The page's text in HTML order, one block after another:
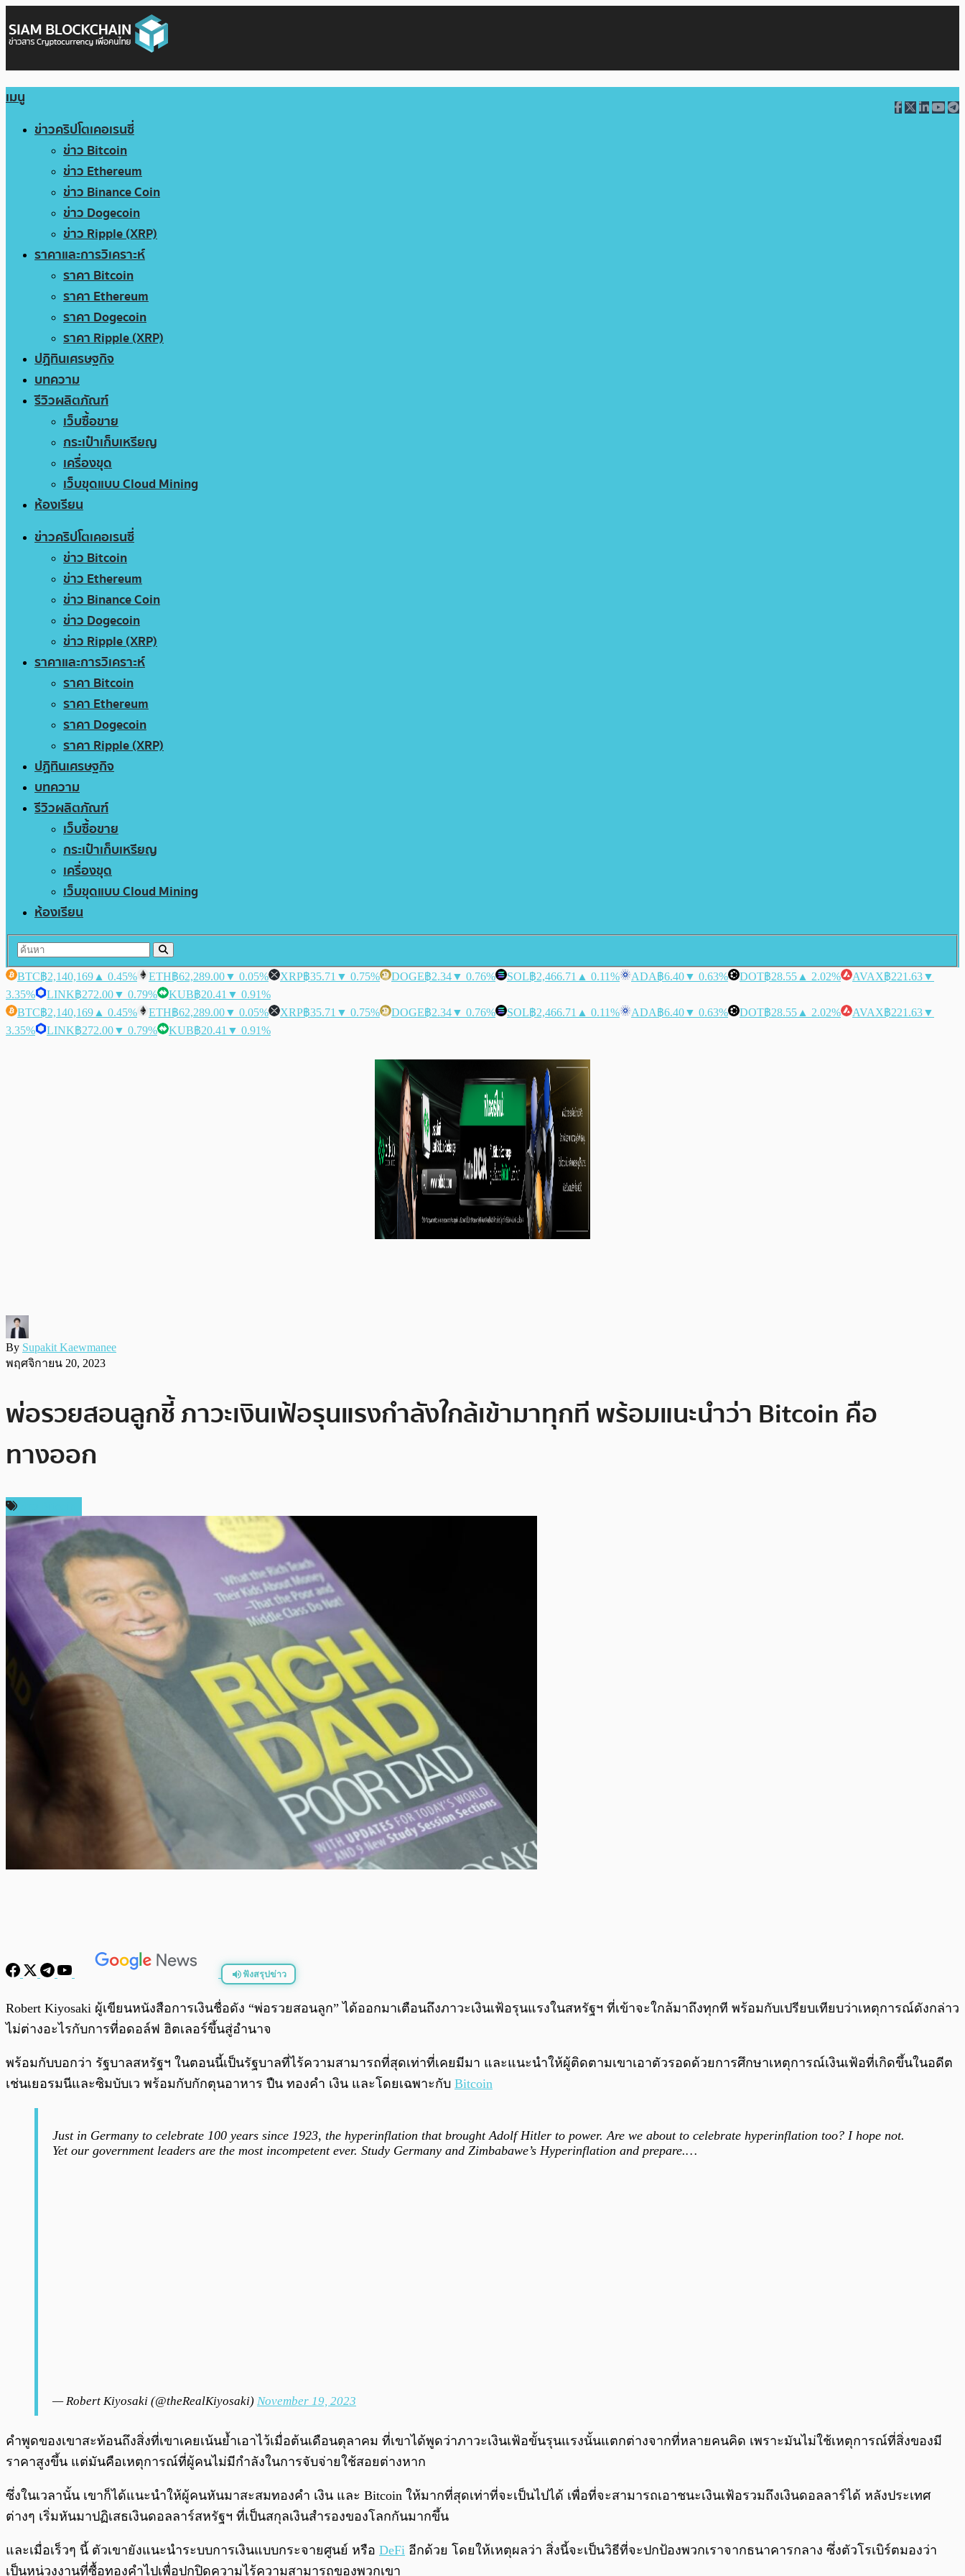
เมนู
ข่าวคริปโตเคอเรนซี่
ข่าว Bitcoin
ข่าว Ethereum
ข่าว Binance Coin
ข่าว Dogecoin
ข่าว Ripple (XRP)
ราคาและการวิเคราะห์
ราคา Bitcoin
ราคา Ethereum
ราคา Dogecoin
ราคา Ripple (XRP)
ปฏิทินเศรษฐกิจ
บทความ
รีวิวผลิตภัณฑ์
เว็บซื้อขาย
กระเป๋าเก็บเหรียญ
เครื่องขุด
เว็บขุดแบบ Cloud Mining
ห้องเรียน
ข่าวคริปโตเคอเรนซี่
ข่าว Bitcoin
ข่าว Ethereum
ข่าว Binance Coin
ข่าว Dogecoin
ข่าว Ripple (XRP)
ราคาและการวิเคราะห์
ราคา Bitcoin
ราคา Ethereum
ราคา Dogecoin
ราคา Ripple (XRP)
ปฏิทินเศรษฐกิจ
บทความ
รีวิวผลิตภัณฑ์
เว็บซื้อขาย
กระเป๋าเก็บเหรียญ
เครื่องขุด
เว็บขุดแบบ Cloud Mining
ห้องเรียน
BTC฿2,140,169 ▲ 0.45% ETH฿62,289.00▼ 0.05% XRP฿35.71 ▼ 0.75% DOGE฿2.34▼ 0.76% SOL฿2,466.71 ▲ 0.11% ADA฿6.40▼ 0.63% DOT฿28.55 ▲ 2.02% AVAX฿221.63▼
3.35%
LINK฿272.00▼ 0.79% KUB฿20.41 ▼ 0.91%
BTC฿2,140,169 ▲ 0.45% ETH฿62,289.00▼ 0.05% XRP฿35.71 ▼ 0.75% DOGE฿2.34▼ 0.76% SOL฿2,466.71 ▲ 0.11% ADA฿6.40▼ 0.63% DOT฿28.55 ▲ 2.02% AVAX฿221.63▼
3.35%
LINK฿272.00▼ 0.79% KUB฿20.41 ▼ 0.91%
By Supakit Kaewmanee
พฤศจิกายน 20, 2023
พ่อรวยสอนลูกชี้ ภาวะเงินเฟ้อรุนแรงกำลังใกล้เข้ามาทุกที พร้อมแนะนำว่า Bitcoin คือ
ทางออก
ฟังสรุปข่าว
พร้อมเล่น 0:00
Robert Kiyosaki ผู้เขียนหนังสือการเงินชื่อดัง “พ่อรวยสอนลูก” ได้ออกมาเตือนถึงภาวะเงินเฟ้อรุนแรงในสหรัฐฯ ที่เข้าจะใกล้มาถึงทุกที พร้อมกับเปรียบเทียบว่าเหตุการณ์ดังกล่าว
ไม่ต่างอะไรกับการที่อดอล์ฟ ฮิตเลอร์ขึ้นสู่อำนาจ
พร้อมกับบอกว่า รัฐบาลสหรัฐฯ ในตอนนี้เป็นรัฐบาลที่ไร้ความสามารถที่สุดเท่าที่เคยมีมา และแนะนำให้ผู้ติดตามเขาเอาตัวรอดด้วยการศึกษาเหตุการณ์เงินเฟ้อที่เกิดขึ้นในอดีต
เช่นเยอรมนีและซิมบับเว พร้อมกับกักตุนอาหาร ปืน ทองคำ เงิน และโดยเฉพาะกับ Bitcoin
Just in Germany to celebrate 100 years since 1923, the hyperinflation that brought Adolf Hitler to power. Are we about to celebrate hyperinflation too? I hope not.
Yet our government leaders are the most incompetent ever. Study Germany and Zimbabawe’s Hyperinflation and prepare.…
— Robert Kiyosaki (@theRealKiyosaki) November 19, 2023
คำพูดของเขาสะท้อนถึงสิ่งที่เขาเคยเน้นย้ำเอาไว้เมื่อต้นเดือนตุลาคม ที่เขาได้พูดว่าภาวะเงินเฟ้อขั้นรุนแรงนั้นแตกต่างจากที่หลายคนคิด เพราะมันไม่ใช้เหตุการณ์ที่สิ่งของมี
ราคาสูงขึ้น แต่มันคือเหตุการณ์ที่ผู้คนไม่มีกำลังในการจับจ่ายใช้สอยต่างหาก
ซึ่งในเวลานั้น เขาก็ได้แนะนำให้ผู้คนหันมาสะสมทองคำ เงิน และ Bitcoin ให้มากที่สุดเท่าที่จะเป็นไปได้ เพื่อที่จะสามารถเอาชนะเงินเฟ้อรวมถึงเงินดอลลาร์ได้ หลังประเทศ
ต่างๆ เริ่มหันมาปฏิเสธเงินดอลลาร์สหรัฐฯ ที่เป็นสกุลเงินสำรองของโลกกันมากขึ้น
และเมื่อเร็วๆ นี้ ตัวเขายังแนะนำระบบการเงินแบบกระจายศูนย์ หรือ DeFi อีกด้วย โดยให้เหตุผลว่า สิ่งนี้จะเป็นวิธีที่จะปกป้องพวกเราจากธนาคารกลาง ซึ่งตัวโรเบิร์ตมองว่า
เป็นหน่วงงานที่ซื้อทองคำไปเพื่อปกปิดความไร้ความสามารถของพวกเขา